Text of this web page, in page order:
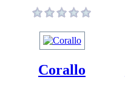
Corallo